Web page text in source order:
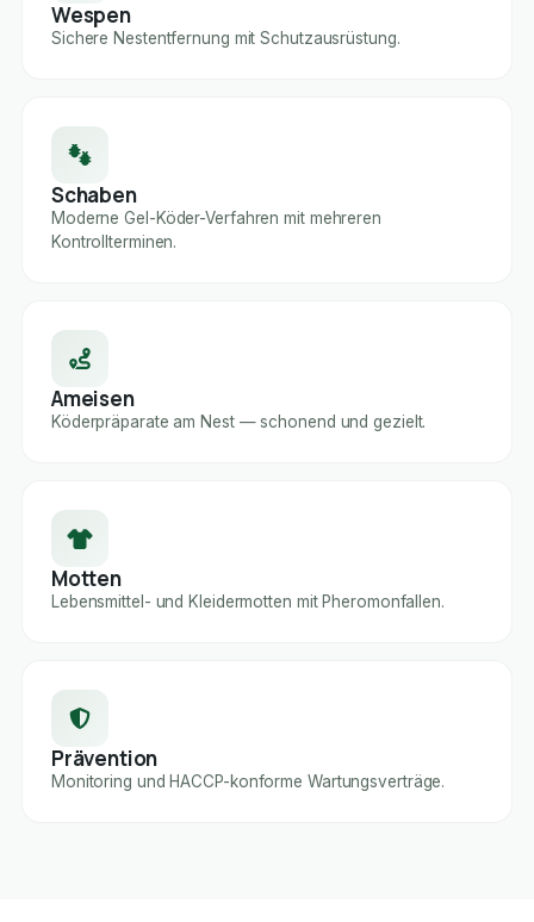
Wespen
Sichere Nestentfernung mit Schutzausrüstung.
Schaben
Moderne Gel-Köder-Verfahren mit mehreren
Kontrollterminen.
Ameisen
Köderpräparate am Nest — schonend und gezielt.
Motten
Lebensmittel- und Kleidermotten mit Pheromonfallen.
Prävention
Monitoring und HACCP-konforme Wartungsverträge.